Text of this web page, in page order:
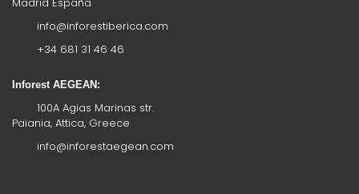
info@inforestiberica.com
+34 681 31 46 46
Inforest AEGEAN:
100A Agias Marinas str.
Paiania, Attica, Greece
info@inforestaegean.com